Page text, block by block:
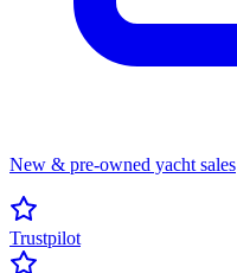
New & pre-owned yacht sales
Trustpilot